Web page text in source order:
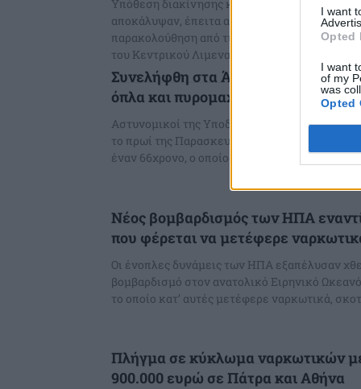
I want
Opted
I want
of my
was
Opted
Υπόθεση διακίνησης και αποθήκευσης
αποκάλυψαν, έπειτα από συντονισμένη
παρακολούθηση από τις αρχές Ιανουαρίου, τα
του Κεντρικού Λιμεναρχείου...
Συνελήφθη στα Άνω Λιόσια
όπλα και πυρομαχικά
Αστυνομικοί της Υποδιεύθυνσης Δίωξης
το πρωί της Παρασκευής 6 Φεβρουαρίου στα
έναν 66χρονο, ο οποίος κατηγορείται για
Νέος βομβαρδισμός των ΗΠΑ
που φέρεται να μετέφερε
Οι ένοπλες δυνάμεις των ΗΠΑ εξαπέλυσαν
βομβαρδισμό στον ανατολικό Ειρηνικό
το οποίο κατ’ αυτές μετέφερε ναρκωτικά,
Πλήγμα σε κύκλωμα ναρκωτικών
900.000 ευρώ σε Πάτρα και Αθήνα